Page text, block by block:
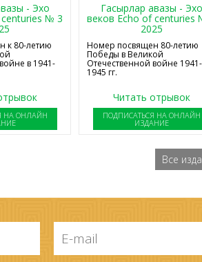
- Эхо
№ 3
к 80-летию
в 1941-
НА ОНЛАЙН
Гасырлар авазы - Эхо
веков Echo of centuries
2025
Номер посвящен 80-летию
Победы в Великой
Отечественной войне 1941-
1945 гг.
Читать отрывок
ПОДПИСАТЬСЯ НА ОНЛАЙН
ИЗДАНИЕ
Все
mail